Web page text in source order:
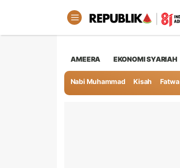
AMEERA EKONOMI SYARIAH
Nabi Muhammad Kisah Fatwa